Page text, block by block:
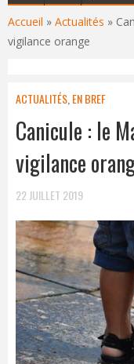
Accueil » Actualités »
vigilance orange
ACTUALITÉS EN BREF
Canicule : le
vigilance
22 JUILLET 2019